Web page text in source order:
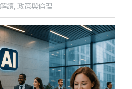
讀, 政策與倫理